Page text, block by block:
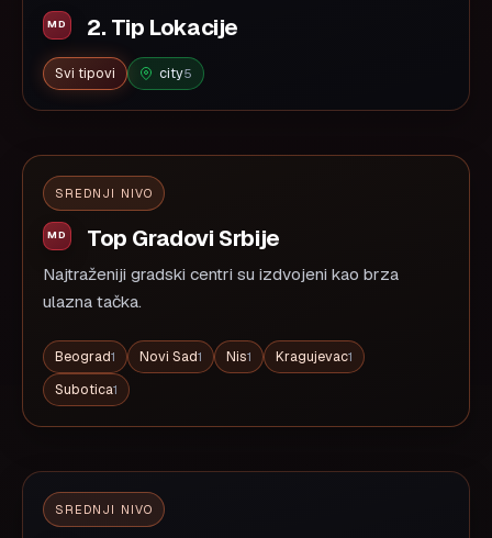
2. Tip Lokacije
Svi tipovi city5
SREDNJI NIVO
Top Gradovi Srbije
Najtraženiji gradski centri su izdvojeni kao brza
ulazna tačka.
Beograd1 Novi Sad1 Nis1 Kragujevac1
Subotica1
SREDNJI NIVO